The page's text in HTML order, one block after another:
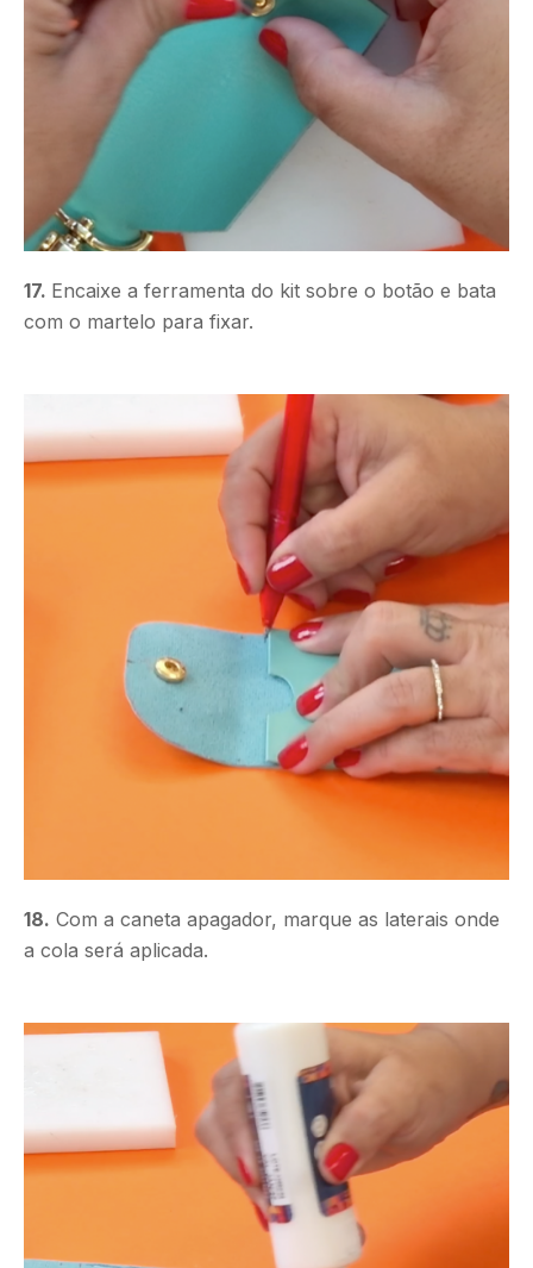
17. Encaixe a ferramenta do kit sobre o botão e bata
com o martelo para fixar.
18. Com a caneta apagador, marque as laterais onde
a cola será aplicada.